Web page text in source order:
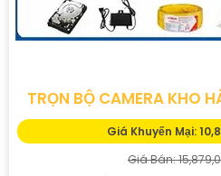
TRỌN BỘ CAMERA KHO
Giá Khuyến Mại:
Giá Bán: